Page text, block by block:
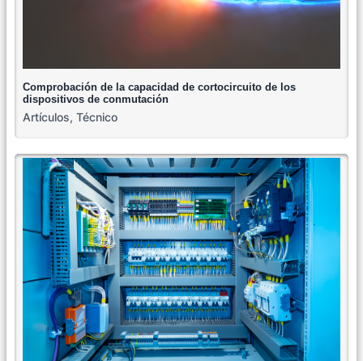
Comprobación de la capacidad de cortocircuito de los
dispositivos de conmutación
Artículos, Técnico